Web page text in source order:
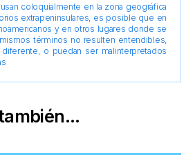
coloquialmente en la zona geográfica
extrapeninsulares, es posible que en
y en otros lugares donde se
términos no resulten entendibles,
o puedan ser malinterpretados